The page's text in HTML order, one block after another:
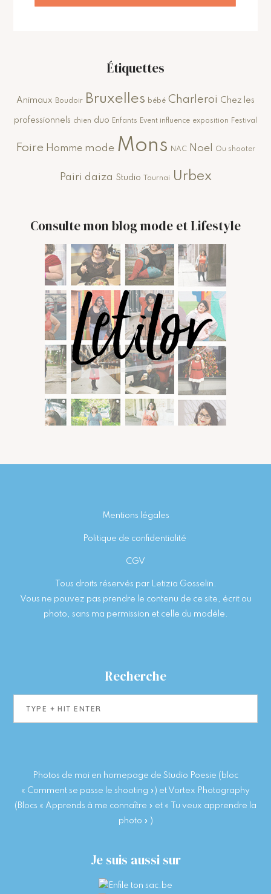
Étiquettes
Animaux Boudoir Bruxelles bébé Charleroi Chez les
professionnels chien duo Enfants Event influence exposition Festival
Foire Homme mode Mons NAC Noel Ou shooter
Pairi daiza Studio Tournai Urbex
Consulte mon blog mode et Lifestyle
Mentions légales
Politique de confidentialité
CGV
Tous droits réservés par Letizia Gosselin.
Vous ne pouvez pas prendre le contenu de ce site, écrit ou
photo, sans ma permission et celle du modèle.
Recherche
Photos de moi en homepage de Studio Poesie (bloc
« Comment se passe le shooting ») et Vortex Photography
(Blocs « Apprends à me connaître » et « Tu veux apprendre la
photo » )
Je suis aussi sur